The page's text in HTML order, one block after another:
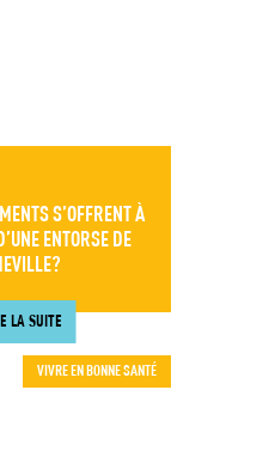
S’OFFRENT À
ENTORSE DE
LA SUITE
VIVRE EN BONNE SANTÉ